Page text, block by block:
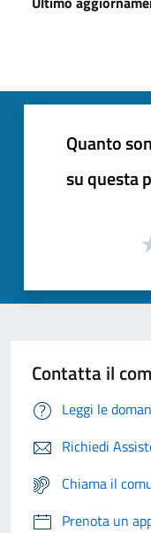
Quanto
su questa
Contatta il
Leggi le
Richiedi
Chiama il
Prenota un